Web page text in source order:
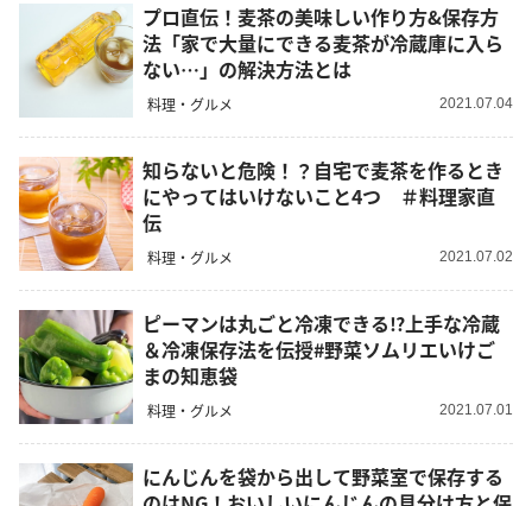
プロ直伝！麦茶の美味しい作り方&保存方
法「家で大量にできる麦茶が冷蔵庫に入ら
ない…」の解決方法とは
料理・グルメ 2021.07.04
知らないと危険！？自宅で麦茶を作るとき
にやってはいけないこと4つ ＃料理家直
伝
料理・グルメ 2021.07.02
ピーマンは丸ごと冷凍できる⁉︎上手な冷蔵
＆冷凍保存法を伝授#野菜ソムリエいけご
まの知恵袋
料理・グルメ 2021.07.01
にんじんを袋から出して野菜室で保存する